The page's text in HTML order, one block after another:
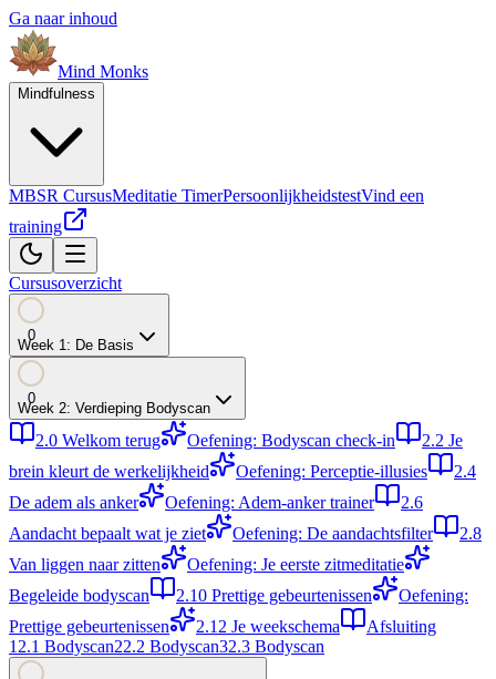
Ga naar inhoud
Mind Monks
Mindfulness
MBSR CursusMeditatie TimerPersoonlijkheidstestVind een
training
Cursusoverzicht
0
Week 1: De Basis
0
Week 2: Verdieping Bodyscan
2.0 Welkom terug Oefening: Bodyscan check-in 2.2 Je
brein kleurt de werkelijkheid
Oefening: Perceptie-illusies
2.4
De adem als anker
Oefening: Adem-anker trainer
2.6
Aandacht bepaalt wat je ziet
Oefening: De aandachtsfilter
2.8
Van liggen naar zitten
Oefening: Je eerste zitmeditatie
Begeleide bodyscan
2.10 Prettige gebeurtenissen
Oefening:
Prettige gebeurtenissen
2.12 Je weekschema
Afsluiting
1 2.1 Bodyscan22.2 Bodyscan32.3 Bodyscan